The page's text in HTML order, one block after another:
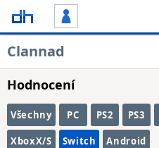
Clannad
Hodnocení
Všechny PC PS2 PS3
XboxX/S Switch Android